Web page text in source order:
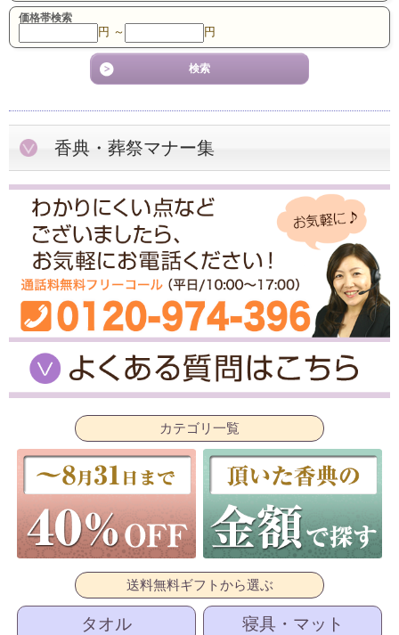
価格帯検索
円 ～ 円
香典・葬祭マナー集
カテゴリ一覧
送料無料ギフトから選ぶ
タオル 寝具・マット